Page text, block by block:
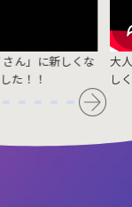
ん」に新しくな
た！！
大
し